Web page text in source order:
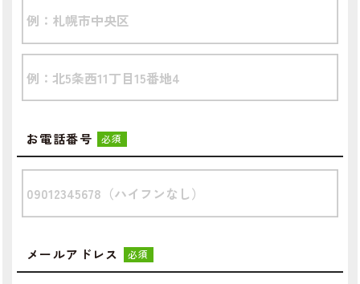
お電話番号 必須
メールアドレス 必須